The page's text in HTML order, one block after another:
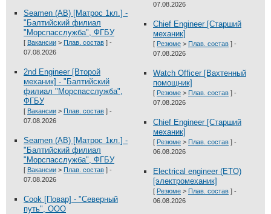
Seamen (AB) [Матрос 1кл.] -
"Балтийский филиал
"Морспасслужба", ФГБУ
[ Вакансии > Плав. состав ] -
07.08.2026
2nd Engineer [Второй
механик] - "Балтийский
филиал "Морспасслужба",
ФГБУ
[ Вакансии > Плав. состав ] -
07.08.2026
Seamen (AB) [Матрос 1кл.] -
"Балтийский филиал
"Морспасслужба", ФГБУ
[ Вакансии > Плав. состав ] -
07.08.2026
Cook [Повар] - "Северный
путь", ООО
07.08.2026
Chief Engineer [Старший
механик]
[ Резюме > Плав. состав ] -
07.08.2026
Watch Officer [Вахтенный
помощник]
[ Резюме > Плав. состав ] -
07.08.2026
Chief Engineer [Старший
механик]
[ Резюме > Плав. состав ] -
06.08.2026
Electrical engineer (ETO)
[электромеханик]
[ Резюме > Плав. состав ] -
06.08.2026